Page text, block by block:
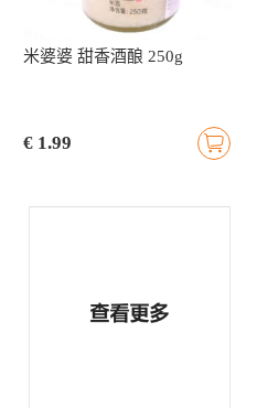
米婆婆 甜香酒酿 250g
€ 1.99